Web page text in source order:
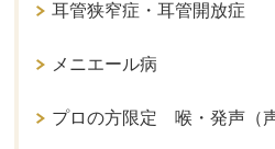
耳管狭窄症・耳管開放症
メニエール病
プロの方限定 喉・発声（